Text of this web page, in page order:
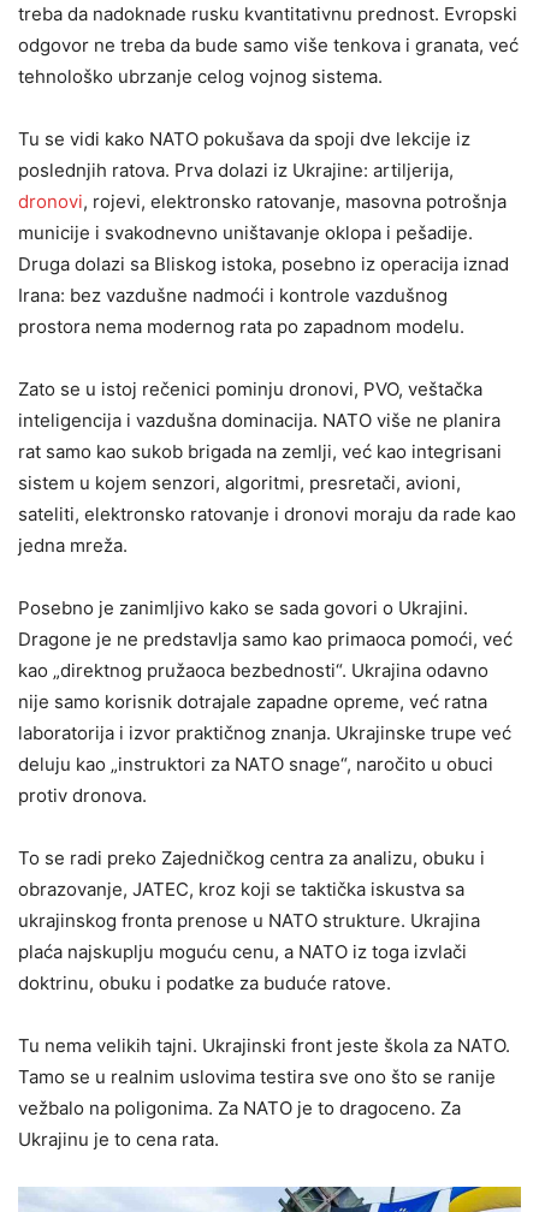
treba da nadoknade rusku kvantitativnu prednost. Evropski
odgovor ne treba da bude samo više tenkova i granata, već
tehnološko ubrzanje celog vojnog sistema.
Tu se vidi kako NATO pokušava da spoji dve lekcije iz
poslednjih ratova. Prva dolazi iz Ukrajine: artiljerija,
dronovi, rojevi, elektronsko ratovanje, masovna potrošnja
municije i svakodnevno uništavanje oklopa i pešadije.
Druga dolazi sa Bliskog istoka, posebno iz operacija iznad
Irana: bez vazdušne nadmoći i kontrole vazdušnog
prostora nema modernog rata po zapadnom modelu.
Zato se u istoj rečenici pominju dronovi, PVO, veštačka
inteligencija i vazdušna dominacija. NATO više ne planira
rat samo kao sukob brigada na zemlji, već kao integrisani
sistem u kojem senzori, algoritmi, presretači, avioni,
sateliti, elektronsko ratovanje i dronovi moraju da rade kao
jedna mreža.
Posebno je zanimljivo kako se sada govori o Ukrajini.
Dragone je ne predstavlja samo kao primaoca pomoći, već
kao „direktnog pružaoca bezbednosti“. Ukrajina odavno
nije samo korisnik dotrajale zapadne opreme, već ratna
laboratorija i izvor praktičnog znanja. Ukrajinske trupe već
deluju kao „instruktori za NATO snage“, naročito u obuci
protiv dronova.
To se radi preko Zajedničkog centra za analizu, obuku i
obrazovanje, JATEC, kroz koji se taktička iskustva sa
ukrajinskog fronta prenose u NATO strukture. Ukrajina
plaća najskuplju moguću cenu, a NATO iz toga izvlači
doktrinu, obuku i podatke za buduće ratove.
Tu nema velikih tajni. Ukrajinski front jeste škola za NATO.
Tamo se u realnim uslovima testira sve ono što se ranije
vežbalo na poligonima. Za NATO je to dragoceno. Za
Ukrajinu je to cena rata.